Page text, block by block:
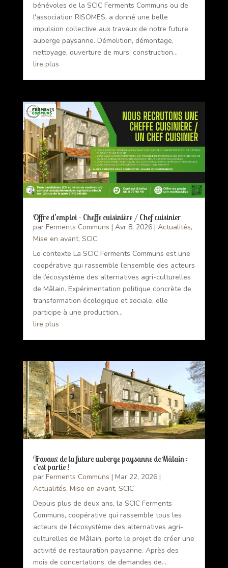
bénévoles de la SCIC Ferments Communs ou de
l'association RISOMES, a donné une belle
impulsion collective aux travaux de notre future
auberge paysanne. Démolition, démontage,
nettoyage, ouverture de murs, construction...
lire plus
Offre d’emploi – Cheffe cuisinière / Chef cuisinier
par Ferments Communs | Avr 8, 2026| Actualités,
Mise en avant, SCIC
Le contexte La SCIC Ferments Communs est une
coopérative qui rassemble l’ensemble des acteurs
de l’écosystème des alternatives agri-culturelles
de Mâlain. Expérimentation politique concrète de
transformation écologique et sociale, elle
participe à une production...
lire plus
Travaux de la future auberge paysanne de Mâlain :
c’est partie !
par Ferments Communs | Mar 22, 2026|
Actualités, Mise en avant, SCIC
Depuis plus de deux ans, la SCIC Ferments
Communs, coopérative qui rassemble tous les
acteurs de l'écosystème des alternatives agri-
culturelles de Mâlain, porte le projet de créer une
activité de restauration paysanne. Après des
mois de concertations, de demandes de...